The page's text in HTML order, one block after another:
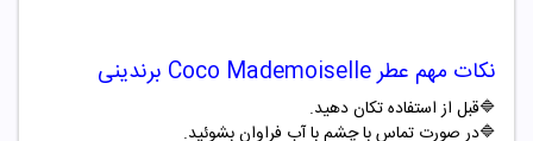
نکات مهم عطرCoco Mademoiselle برندینی
🔷قبل از استفاده تکان دهید.
🔷در صورت تماس با چشم با آب فراوان بشوئید.